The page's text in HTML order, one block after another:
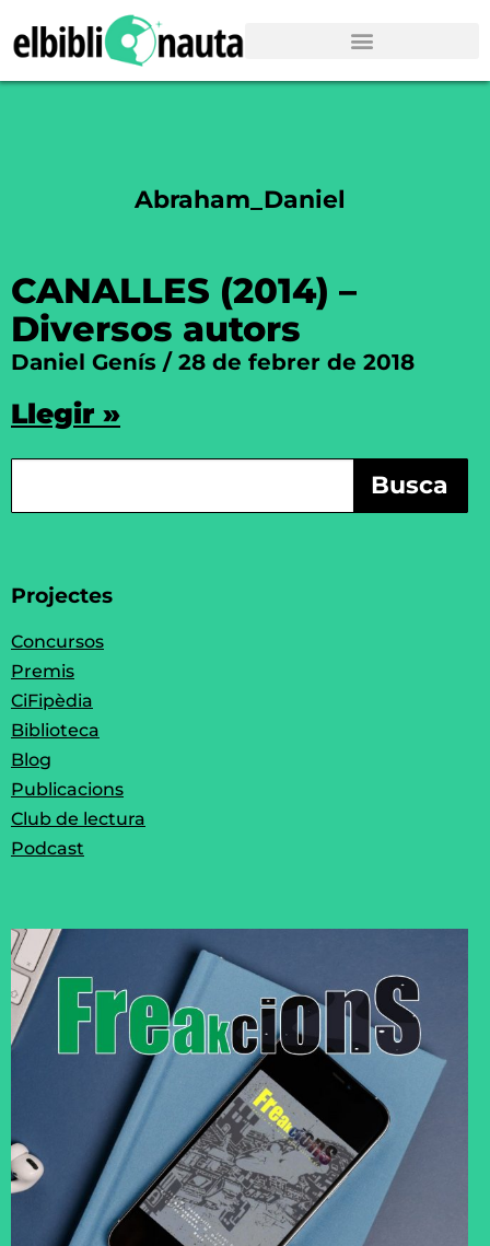
Abraham_Daniel
CANALLES (2014) –
Diversos autors
Daniel Genís 28 de febrer de 2018
Llegir »
Busca
Projectes
Concursos
Premis
CiFipèdia
Biblioteca
Blog
Publicacions
Club de lectura
Podcast